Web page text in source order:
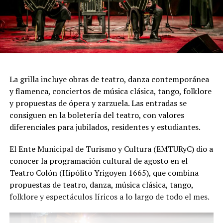
"Queremos que quienes todavía no conocen Tango
Furia descubran por qué el tango puede emocionar a
todas las generaciones. Y que quienes ya vivieron una de
nuestras funciones tengan ganas de volver, porque cada
función hay meses de ensayo y un enorme trabajo en
equipo para emocionar y sorprender al
público", expresa Emmanuel Marín.
distinguida con los Premios Estrella de Mar 2024 y
2026 como Mejor Espectáculo de Danza y con el Premio
Faro de Oro 2024. Además, Emmanuel Marín y Lola
Gutiérrez Rey obtuvieron el subcampeonato en el
Mundial de Tango de Buenos Aires.
La grilla incluye obras de teatro, danza contemporánea
y flamenca, conciertos de música clásica, tango, folklore
y propuestas de ópera y zarzuela. Las entradas se
consiguen en la boletería del teatro, con valores
diferenciales para jubilados, residentes y estudiantes.
El Ente Municipal de Turismo y Cultura (EMTURyC) dio a
conocer la programación cultural de agosto en el
Teatro Colón (Hipólito Yrigoyen 1665), que combina
propuestas de teatro, danza, música clásica, tango,
folklore y espectáculos líricos a lo largo de todo el mes.